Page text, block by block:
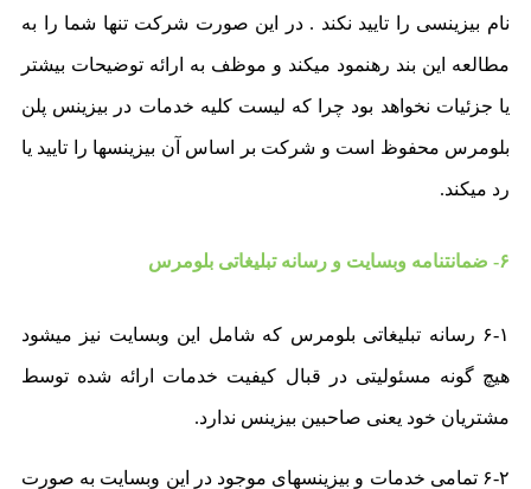
نام بیزینسی را تایید نکند . در این صورت شرکت تنها شما را به
مطالعه این بند رهنمود میکند و موظف به ارائه توضیحات بیشتر
یا جزئیات نخواهد بود چرا که لیست کلیه خدمات در بیزینس پلن
بلومرس محفوظ است و شرکت بر اساس آن بیزینسها را تایید یا
رد میکند.
۶- ضمانتنامه وبسایت و رسانه تبلیغاتی بلومرس
۶-۱ رسانه تبلیغاتی بلومرس که شامل این وبسایت نیز میشود
هیچ گونه مسئولیتی در قبال کیفیت خدمات ارائه شده توسط
مشتریان خود یعنی صاحبین بیزینس ندارد.
۶-۲ تمامی خدمات و بیزینسهای موجود در این وبسایت به صورت